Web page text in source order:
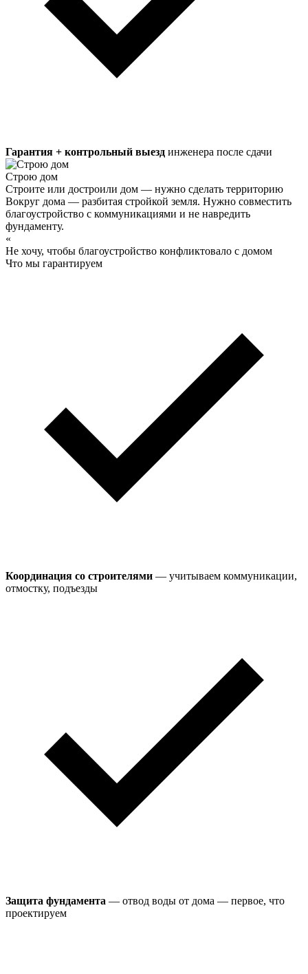
Гарантия + контрольный выезд инженера после сдачи
Строю дом
Строите или достроили дом — нужно сделать территорию
Вокруг дома — разбитая стройкой земля. Нужно совместить
благоустройство с коммуникациями и не навредить
фундаменту.
«
Не хочу, чтобы благоустройство конфликтовало с домом
Что мы гарантируем
Координация со строителями — учитываем коммуникации,
отмостку, подъезды
Защита фундамента — отвод воды от дома — первое, что
проектируем